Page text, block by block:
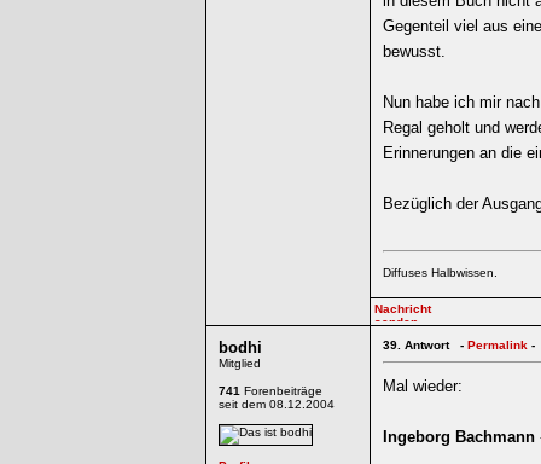
Gegenteil viel aus
bewusst.
Nun habe ich mir
Regal geholt und
Erinnerungen an die
Bezüglich der
Diffuses Halbwissen.
bodhi
Mitglied
741 Forenbeiträge
seit dem 08.12.2004
39. Antwort - Permalink -
Mal wieder:
Ingeborg Bachmann